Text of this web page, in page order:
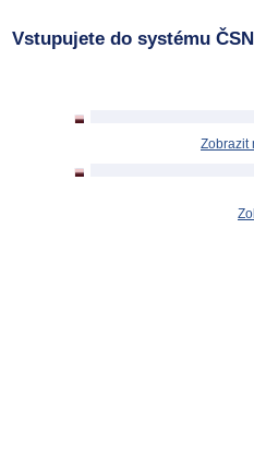
Vstupujete do systému
Zobrazit